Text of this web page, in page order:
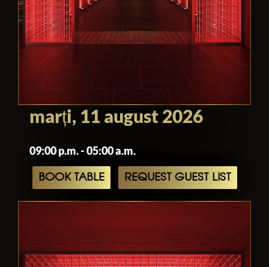
marți, 11 august 2026
09:00 p.m. - 05:00 a.m.
BOOK TABLE REQUEST GUEST LIST